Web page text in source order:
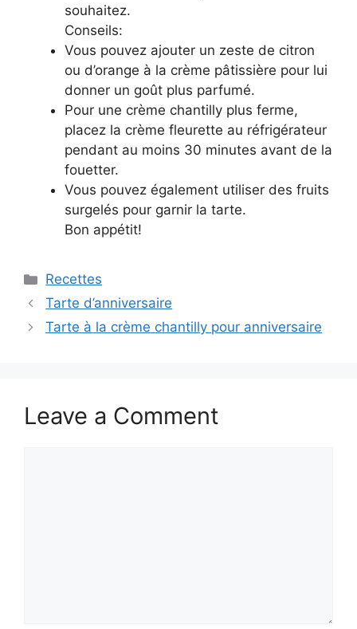
souhaitez.
Conseils:
Vous pouvez ajouter un zeste de citron
ou d’orange à la crème pâtissière pour lui
donner un goût plus parfumé.
Pour une crème chantilly plus ferme,
placez la crème fleurette au réfrigérateur
pendant au moins 30 minutes avant de la
fouetter.
Vous pouvez également utiliser des fruits
surgelés pour garnir la tarte.
Bon appétit!
Categories
Recettes
Tarte d’anniversaire
Tarte à la crème chantilly pour anniversaire
Leave a Comment